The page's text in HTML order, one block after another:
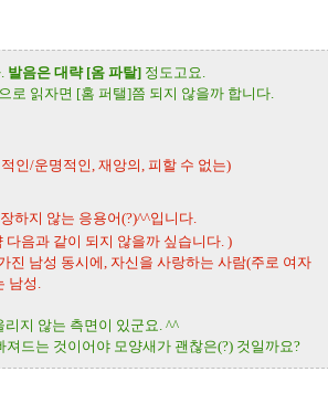
발음은 대략 [옴 파탈]정도고요.
로 읽자면 [홈 퍼탤]쯤 되지 않을까 합니다.
인/운명적인, 재앙의, 피할 수 없는)
하지 않는 응용어(?)^^입니다.
다음과 같이 되지 않을까 싶습니다. )
진 남성 동시에, 자신을 사랑하는 사람(주로 여자
남성.
지 않는 측면이 있군요. ^^
드는 것이어야 모양새가 괜찮은(?) 것일까요?